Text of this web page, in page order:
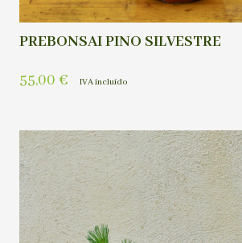
PREBONSAI PINO SILVESTRE
55,00 € IVA incluído